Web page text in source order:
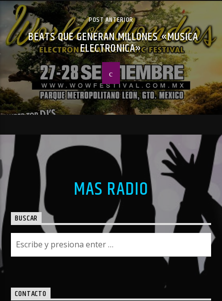
POST ANTERIOR
BEATS QUE GENERAN MILLONES «MUSICA
ELECTRONICA»
MAS RADIO
BUSCAR
CONTACTO